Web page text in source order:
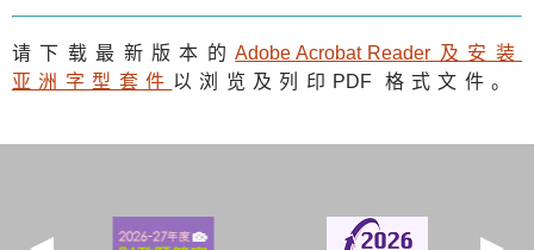
请下载最新版本的Adobe Acrobat Reader及安装
亚洲字型套件 以浏览及列印 PDF 格式文件。